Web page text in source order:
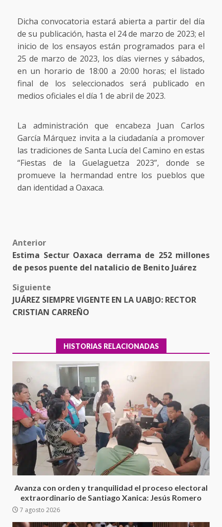
Dicha convocatoria estará abierta a partir del día
de su publicación, hasta el 24 de marzo de 2023; el
inicio de los ensayos están programados para el
25 de marzo de 2023, los días viernes y sábados,
en un horario de 18:00 a 20:00 horas; el listado
final de los seleccionados será publicado en
medios oficiales el día 1 de abril de 2023.
La administración que encabeza Juan Carlos
García Márquez invita a la ciudadanía a promover
las tradiciones de Santa Lucía del Camino en estas
“Fiestas de la Guelaguetza 2023”, donde se
promueve la hermandad entre los pueblos que
dan identidad a Oaxaca.
Post
navigation
Anterior
Estima Sectur Oaxaca derrama de 252 millones
de pesos puente del natalicio de Benito Juárez
Siguiente
JUÁREZ SIEMPRE VIGENTE EN LA UABJO: RECTOR
CRISTIAN CARREÑO
HISTORIAS RELACIONADAS
Avanza con orden y tranquilidad el proceso electoral
extraordinario de Santiago Xanica: Jesús Romero
7 agosto 2026
3
Ciudad Salud: justicia social para
Oaxaca
con el Gobernador Salomón Jara